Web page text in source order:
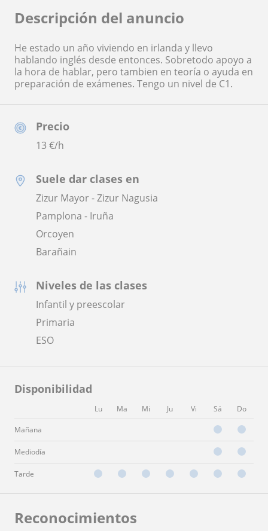
Precio
13 €/h
Suele dar clases en
Zizur Mayor - Zizur Nagusia
Pamplona - Iruña
Orcoyen
Barañain
Niveles de las clases
Infantil y preescolar
Primaria
ESO
Disponibilidad
Lu Ma Mi Ju Vi Sá Do
Mañana
Mediodía
Tarde
Descripción del anuncio
He estado un año viviendo en irlanda y llevo
hablando inglés desde entonces. Sobretodo apoyo a
la hora de hablar, pero tambien en teoría o ayuda en
preparación de exámenes. Tengo un nivel de C1.
Reconocimientos